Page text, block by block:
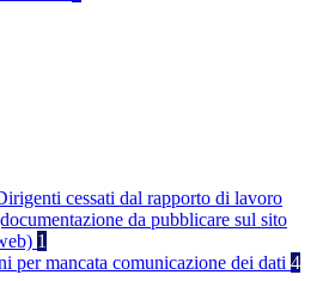
cessati dal rapporto di lavoro
da pubblicare sul sito
1
per mancata comunicazione dei dati 4